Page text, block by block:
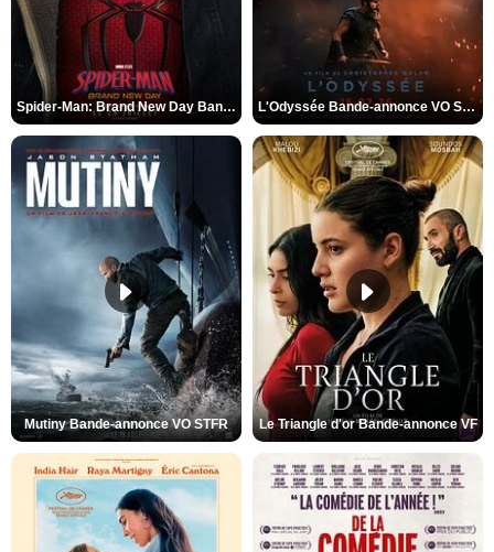
Spider-Man: Brand New Day Bande-annonce VO STFR L'Odyssée Bande-annonce VO STFR
Mutiny Bande-annonce VO STFR Le Triangle d'or Bande-annonce VF